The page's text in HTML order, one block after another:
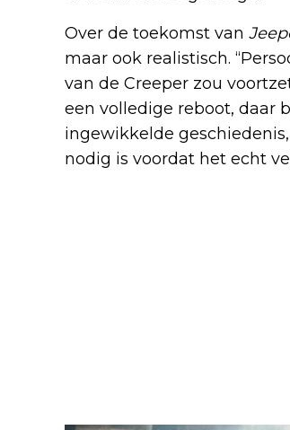
Over de toekomst van
maar ook realistisch.
van de Creeper zou
een volledige reboot, daar
ingewikkelde
nodig is voordat het echt